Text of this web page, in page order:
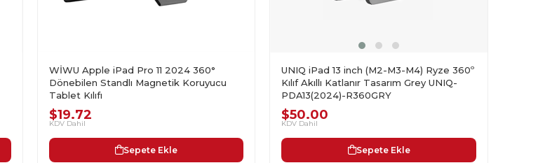
WİWU Apple iPad Pro 11 2024 360°
Dönebilen Standlı Magnetik Koruyucu
Tablet Kılıfı
$19.72
KDV Dahil
Sepete Ekle
UNIQ iPad 13 inch (M2-M3-M4) Ryze 360º
Kılıf Akıllı Katlanır Tasarım Grey UNIQ-
PDA13(2024)-R360GRY
$50.00
KDV Dahil
Sepete Ekle